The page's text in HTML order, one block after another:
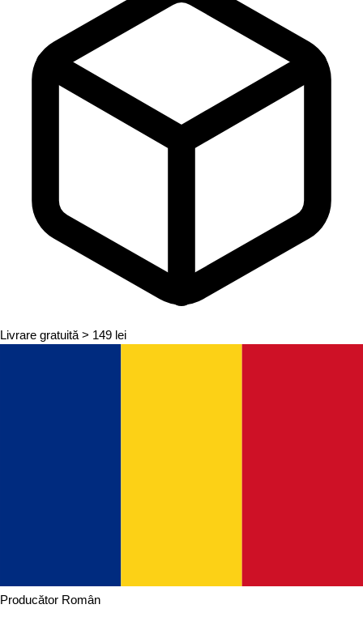
Livrare gratuită > 149 lei
Producător Român